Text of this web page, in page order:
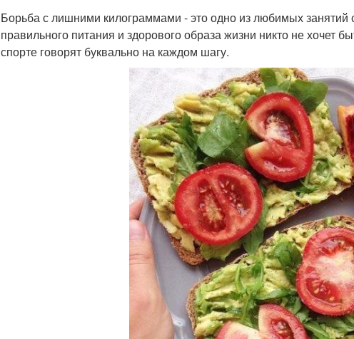
Борьба с лишними килограммами - это одно из любимых занятий
правильного питания и здорового образа жизни никто не хочет
спорте говорят буквально на каждом шагу.